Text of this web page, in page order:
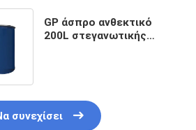
GP άσπρο ανθεκτικό
200L στεγανωτικής
συνεχίσει